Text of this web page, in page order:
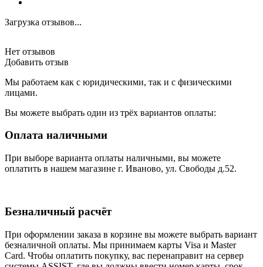
Загрузка отзывов...
Нет отзывов
Добавить отзыв
Мы работаем как с юридическими, так и с физическими
лицами.
Вы можете выбрать один из трёх вариантов оплаты:
Оплата наличными
При выборе варианта оплаты наличными, вы можете
оплатить в нашем магазине г. Иваново, ул. Свободы д.52.
Безналичный расчёт
При оформлении заказа в корзине вы можете выбрать вариант
безналичной оплаты. Мы принимаем карты Visa и Master
Card. Чтобы оплатить покупку, вас перенаправит на сервер